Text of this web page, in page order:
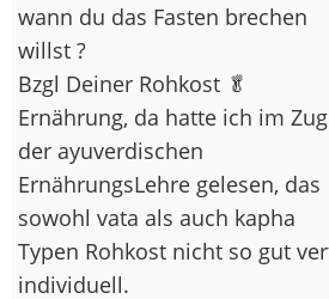
wann du das Fasten brechen
willst ?
Bzgl Deiner Rohkost 🥬
Ernährung, da hatte ich im
der ayuverdischen
ErnährungsLehre gelesen, das
sowohl vata als auch kapha
Typen Rohkost nicht so gut
individuell.